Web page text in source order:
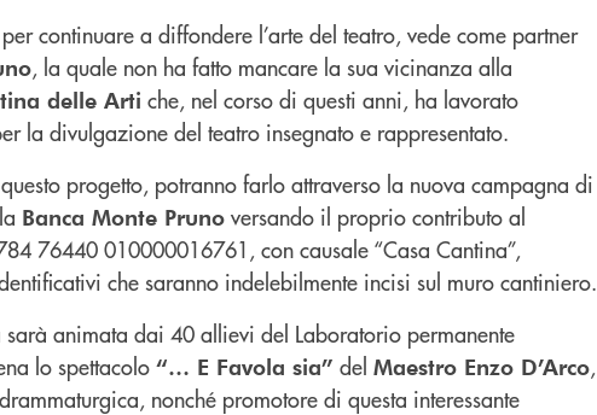
continuare a diffondere l’arte del teatro, vede come partner
, la quale non ha fatto mancare la sua vicinanza alla
delle Arti che, nel corso di questi anni, ha lavorato
la divulgazione del teatro insegnato e rappresentato.
progetto, potranno farlo attraverso la nuova campagna di
Banca Monte Pruno versando il proprio contributo al
76440 010000016761, con causale “Casa Cantina”,
che saranno indelebilmente incisi sul muro cantiniero.
animata dai 40 allievi del Laboratorio permanente
lo spettacolo “… E Favola sia” del Maestro Enzo D’Arco,
nonché promotore di questa interessante